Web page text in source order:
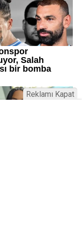
Reklamı Kapat